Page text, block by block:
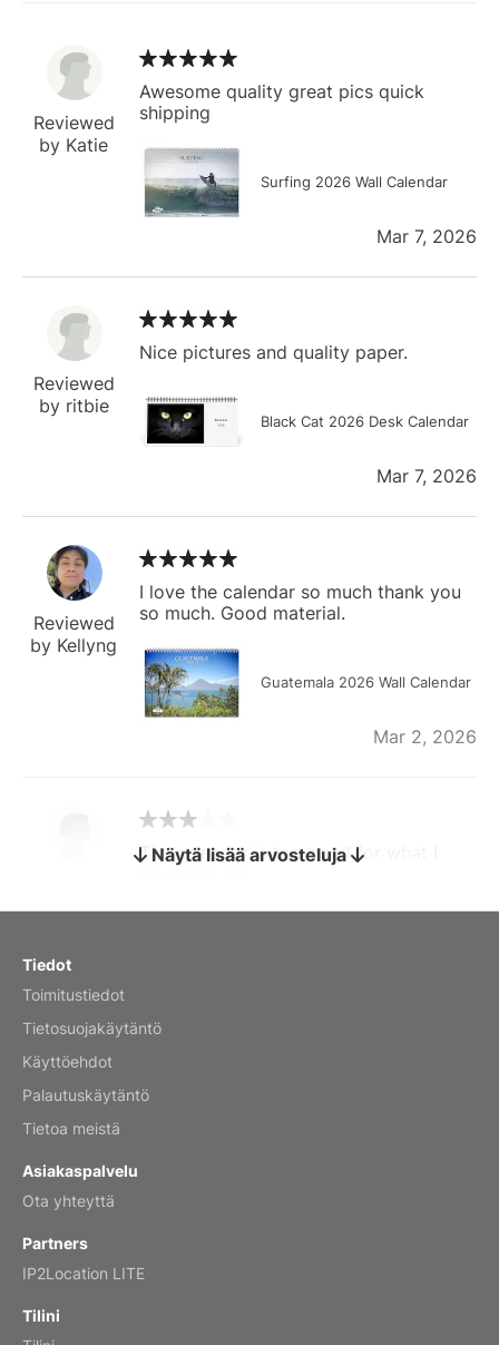
Reviewed
by Katie
Awesome quality great pics quick
shipping
Surfing 2026 Wall Calendar
Mar 7, 2026
Reviewed
by ritbie
Nice pictures and quality paper.
Black Cat 2026 Desk Calendar
Mar 7, 2026
Reviewed
by Kellyng
I love the calendar so much thank you
so much. Good material.
Guatemala 2026 Wall Calendar
Mar 2, 2026
by charles
The calendar is too small for what I
bought it for
by Anne
Näytä lisää arvosteluja
Tiedot
Toimitustiedot
Tietosuojakäytäntö
Käyttöehdot
Palautuskäytäntö
Tietoa meistä
Asiakaspalvelu
Ota yhteyttä
Partners
IP2Location LITE
Tilini